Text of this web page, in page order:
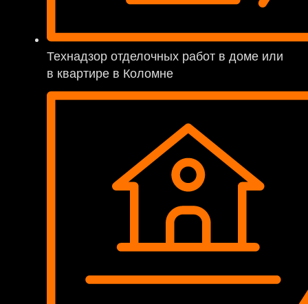
Технадзор отделочных работ в доме или
в квартире в Коломне